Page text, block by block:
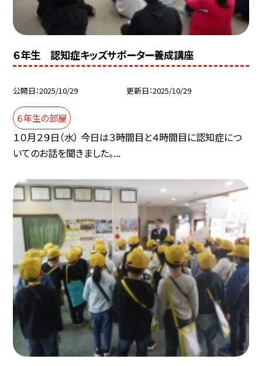
６年生 認知症キッズサポーター養成講座
公開日 2025/10/29 更新日 2025/10/29
６年生の部屋
１０月２９日（水） 今日は３時間目と４時間目に認知症につ
いてのお話を聞きました。...